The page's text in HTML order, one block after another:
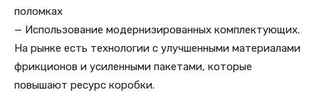
поломках
— Использование модернизированных комплектующих.
На рынке есть технологии с улучшенными материалами
фрикционов и усиленными пакетами, которые
повышают ресурс коробки.